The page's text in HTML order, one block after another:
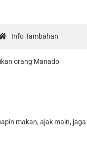
Info Tambahan
orang Manado
makan, ajak main,